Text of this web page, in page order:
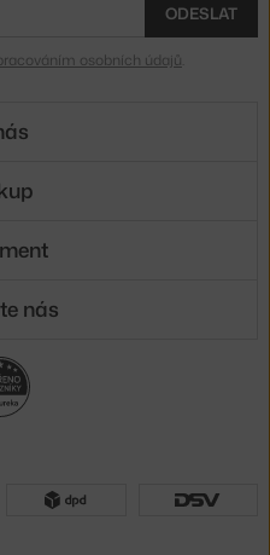
ODESLAT
osobních údajů
nás